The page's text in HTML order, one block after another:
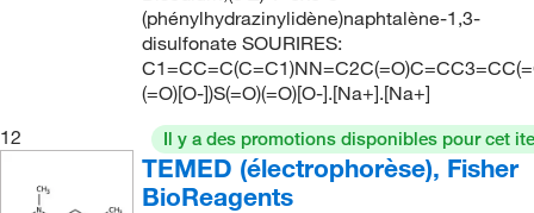
(phénylhydrazinylidène)naphtalène-1,3-
disulfonate SOURIRES:
(=O)[O-])S(=O)(=O)[O-].[Na+].[Na+]
12
Il y a des promotions disponibles pour cet
TEMED (électrophorèse), Fisher
BioReagents